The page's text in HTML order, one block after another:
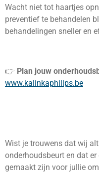
Wacht niet tot haartjes
preventief te behandelen
behandelingen sneller en
👉 Plan jouw
www.kalinkaphilips.be
Wist je trouwens dat wij
onderhoudsbeurt en dat
gemaakt zijn voor jullie